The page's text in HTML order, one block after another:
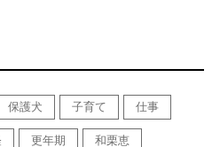
保護犬 子育て 仕事
更年期 和栗恵